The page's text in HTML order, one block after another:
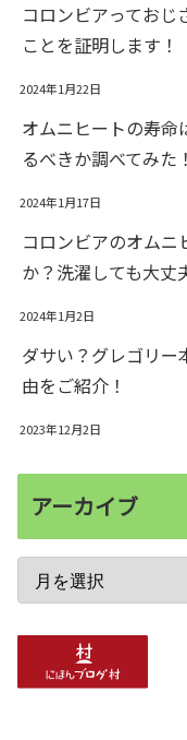
コロンビアっておじ
ことを証明します！
2024年1月22日
オムニヒートの寿命
るべきか調べてみた！
2024年1月17日
コロンビアのオム
か？洗濯しても大丈
2024年1月2日
ダサい？グレゴリ
由をご紹介！
2023年12月2日
アーカイブ